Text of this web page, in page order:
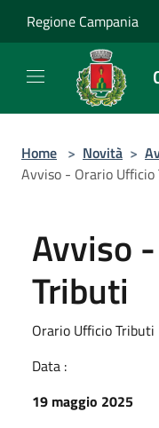
Regione Campania
Home > Novità >
Avviso - Orario Ufficio
Avviso
Tributi
Orario Ufficio Tributi
Data :
19 maggio 2025